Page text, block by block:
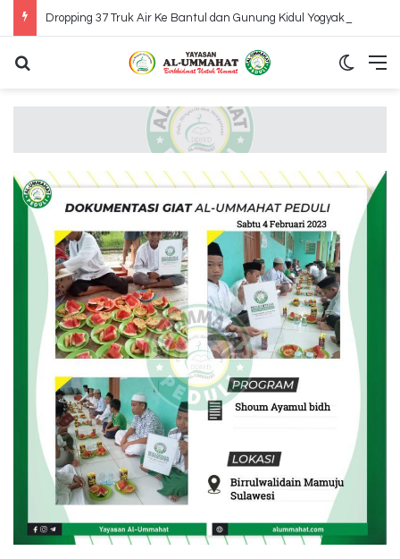
Dropping 37 Truk Air Ke Bantul dan Gunung Kidul Yogyakarta